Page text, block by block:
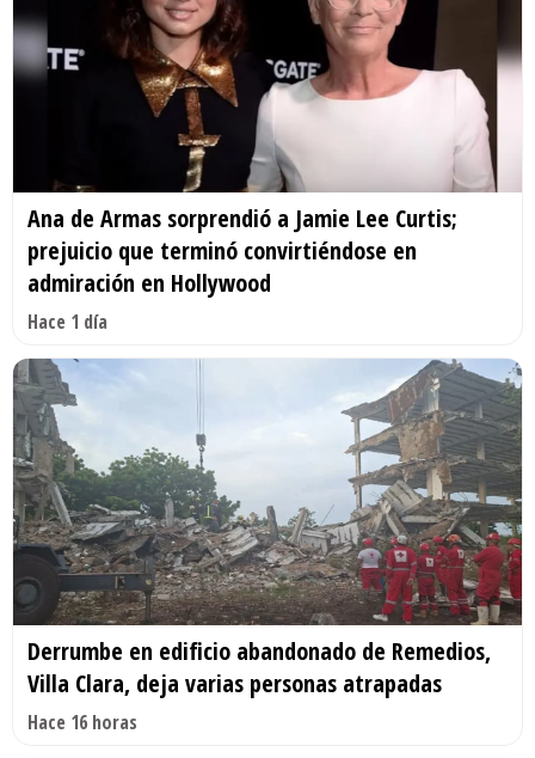
Ana de Armas sorprendió a Jamie Lee Curtis;
prejuicio que terminó convirtiéndose en
admiración en Hollywood
Hace 1 día
Derrumbe en edificio abandonado de Remedios,
Villa Clara, deja varias personas atrapadas
Hace 16 horas